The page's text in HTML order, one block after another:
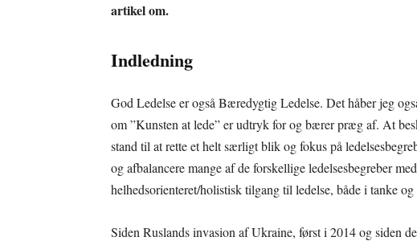
artikel om.
Indledning
God Ledelse er også Bæredygtig Ledelse. Det håber jeg
om ”Kunsten at lede” er udtryk for og bærer præg af. At
stand til at rette et helt særligt blik og fokus på
og afbalancere mange af de forskellige ledelsesbegreber
helhedsorienteret/holistisk tilgang til ledelse, både i tanke
Siden Ruslands invasion af Ukraine, først i 2014 og siden